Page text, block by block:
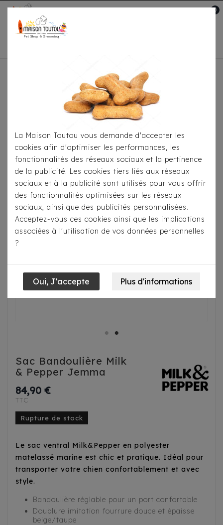
0
Pour Le Transport
Sac Bandoulière Milk & Pepper Jemma
Sac Bandoulière Milk
& Pepper Jemma
84,90 €
TTC
Rupture de stock
Le sac ventral Milk&Pepper en polyester
matelassé marine est chic et pratique. Idéal pour
transporter votre chien confortablement et avec
style.
Bandoulière réglable pour un port confortable
Doublure imitation fourrure douce et épaisse
beige/taupe
La Maison Toutou vous demande d'accepter les
cookies afin d'optimiser les performances, les
fonctionnalités des réseaux sociaux et la pertinence
de la publicité. Les cookies tiers liés aux réseaux
sociaux et à la publicité sont utilisés pour vous offrir
des fonctionnalités optimisées sur les réseaux
sociaux, ainsi que des publicités personnalisées.
Acceptez-vous ces cookies ainsi que les implications
associées à l'utilisation de vos données personnelles
?